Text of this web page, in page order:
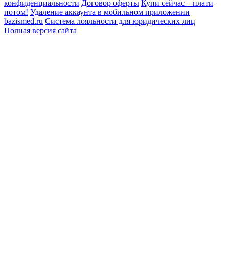
конфиденциальности Договор оферты Купи сейчас – плати
потом! Удаление аккаунта в мобильном приложении
bazismed.ru Система лояльности для юридических лиц
Полная версия сайта